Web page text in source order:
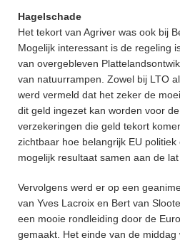
Hagelschade
Het tekort van Agriver was ook bij
Mogelijk interessant is de regeling
van overgebleven
van natuurrampen. Zowel bij LTO
werd vermeld dat het zeker de
dit geld ingezet kan worden voor
verzekeringen die geld tekort
zichtbaar hoe belangrijk EU
mogelijk resultaat samen aan de
Vervolgens werd er op een
van Yves Lacroix en Bert van
een mooie rondleiding door de
gemaakt. Het einde van de